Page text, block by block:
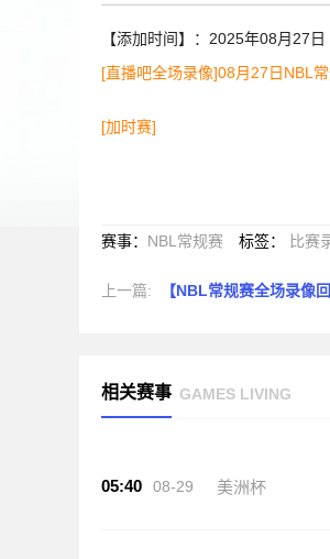
【添加时间】：2025年08月27
[直播吧全场录像]08月27日NBL
[加时赛]
赛事： NBL常规赛 标签： 比赛
上一篇: 【NBL常规赛全场录像回放
相关赛事 GAMES LIVING
05:40 08-29 美洲杯